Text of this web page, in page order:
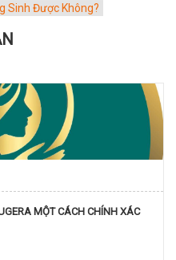
Sinh Được Không?
MỘT CÁCH CHÍNH XÁC